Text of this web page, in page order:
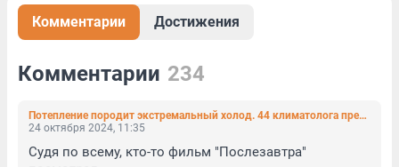
Комментарии Достижения
Комментарии 234
Потепление породит экстремальный холод. 44 климатолога предупреждают Европу о катаклизме
24 октября 2024, 11:35
Судя по всему, кто-то фильм "Послезавтра"